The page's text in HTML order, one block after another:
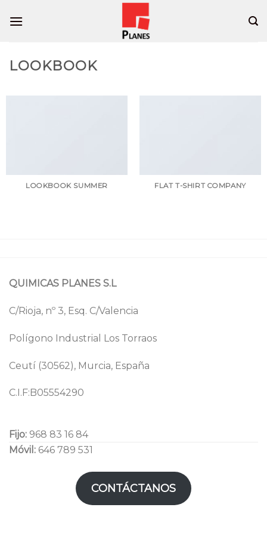
LOOKBOOK
LOOKBOOK SUMMER FLAT T-SHIRT COMPANY
QUIMICAS PLANES S.L
C/Rioja, nº 3, Esq. C/Valencia
Polígono Industrial Los Torraos
Ceutí (30562), Murcia, España
C.I.F:B05554290
Fijo: 968 83 16 84
Móvil: 646 789 531
CONTÁCTANOS